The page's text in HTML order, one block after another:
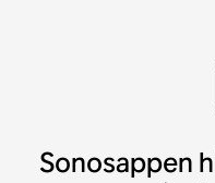
Sonosappen